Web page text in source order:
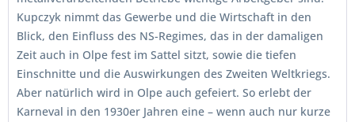
Kupczyk nimmt das Gewerbe und die Wirtschaft in den
Blick, den Einfluss des NS-Regimes, das in der damaligen
Zeit auch in Olpe fest im Sattel sitzt, sowie die tiefen
Einschnitte und die Auswirkungen des Zweiten Weltkriegs.
Aber natürlich wird in Olpe auch gefeiert. So erlebt der
Karneval in den 1930er Jahren eine – wenn auch nur kurze